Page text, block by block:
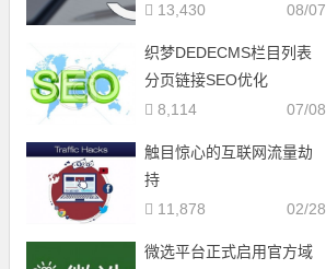
08/07
13,430
织梦DEDECMS栏目列表
分页链接SEO优化
07/08
8,114
触目惊心的互联网流量劫
持
02/28
11,878
微选平台正式启用官方域